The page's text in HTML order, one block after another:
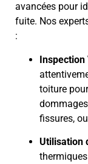
avancées pour
fuite. Nos
:
Inspection
toiture
fissures,
Utilisation